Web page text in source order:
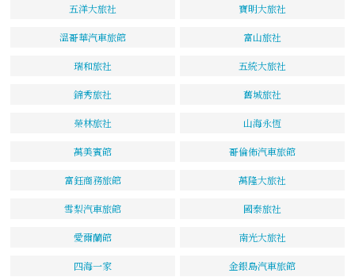
五洋大旅社 寶明大旅社
溫哥華汽車旅館 富山旅社
瑞和旅社 五統大旅社
錦秀旅社 舊城旅社
榮林旅社 山海永恆
萬美賓館 哥倫佈汽車旅館
富鈺商務旅館 萬隆大旅社
雪梨汽車旅館 國泰旅社
愛爾蘭館 南光大旅社
四海一家 金銀島汽車旅館